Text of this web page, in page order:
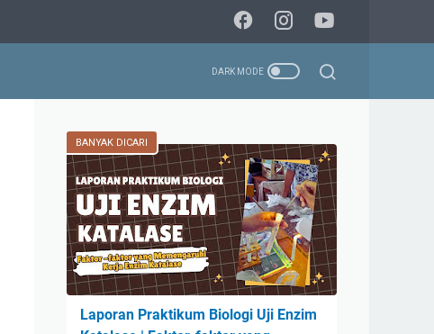
BANYAK DICARI
Laporan Praktikum Biologi Uji Enzim